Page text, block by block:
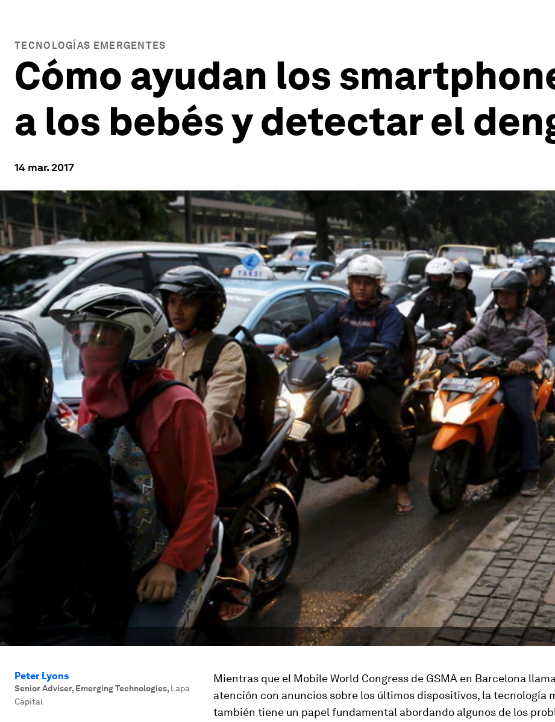
TECNOLOGÍAS EMERGENTES
Cómo ayudan los
a los bebés y detectar el
14 mar. 2017
Peter Lyons
Senior Adviser, Emerging Technologies, Lapa
Capital
Mientras que el Mobile World Congress de GSMA en Barcelona
atención con anuncios sobre los últimos dispositivos, la tecnología
también tiene un papel fundamental abordando algunos de los